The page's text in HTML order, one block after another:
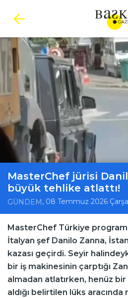
MasterChef jürisi
büyük tehlike atlattı!
GÜNDEM , 08 Temmuz 2026
MasterChef Türkiye
İtalyan şef Danilo Zanna,
kazası geçirdi. Seyir
bir iş makinesinin çarptığı
almadan atlatırken, henüz
aldığı belirtilen lüks